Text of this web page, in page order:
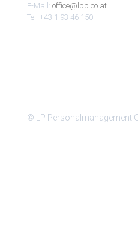
E-Mail: office@lpp.co.at
Tel: +43 1 93 46 150
© LP Personalmanagement